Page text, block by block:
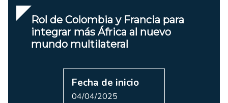
Rol de Colombia y Francia para
integrar más África al nuevo
mundo multilateral
Fecha de inicio
04/04/2025